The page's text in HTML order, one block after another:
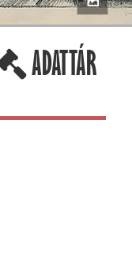
ADATTÁR